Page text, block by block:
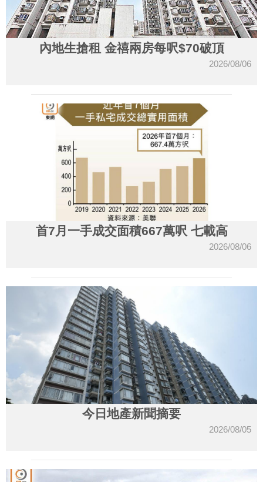
內地生搶租 金禧兩房每呎$70破頂
2026/08/06
首7月一手成交面積667萬呎 七載高
2026/08/06
今日地產新聞摘要
2026/08/05